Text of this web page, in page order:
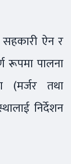
ऐन र
रूपमा पालना
(मर्जर तथा
निर्देशन